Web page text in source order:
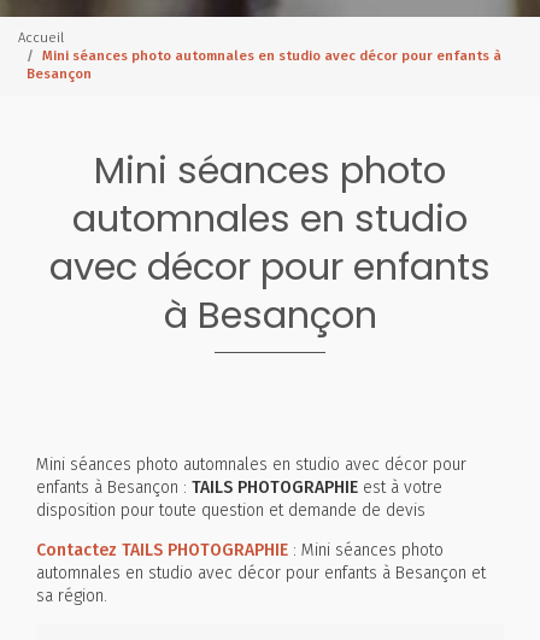
Accueil
Mini séances photo automnales en studio avec décor pour enfants à
Besançon
Mini séances photo
automnales en studio
avec décor pour enfants
à Besançon
Mini séances photo automnales en studio avec décor pour
enfants à Besançon : TAILS PHOTOGRAPHIE est à votre
disposition pour toute question et demande de devis
Contactez TAILS PHOTOGRAPHIE : Mini séances photo
automnales en studio avec décor pour enfants à Besançon et
sa région.